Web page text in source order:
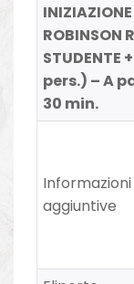
INIZIAZIONE
ROBINSON
STUDENTE
pers.) – A
30 min.
Informazioni
aggiuntive